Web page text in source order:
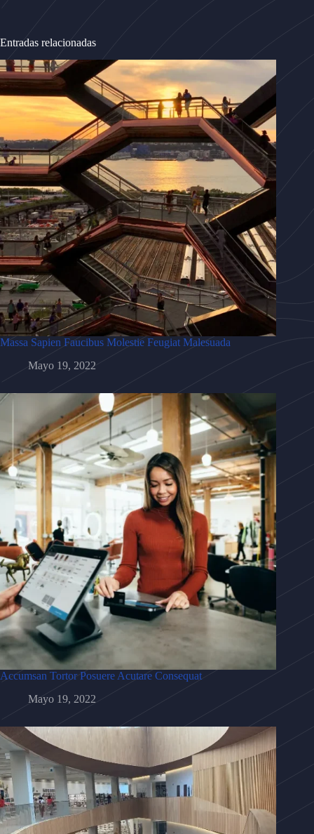
Entradas relacionadas
Massa Sapien Faucibus Molestie Feugiat Malesuada
Mayo 19, 2022
Accumsan Tortor Posuere Acutare Consequat
Mayo 19, 2022